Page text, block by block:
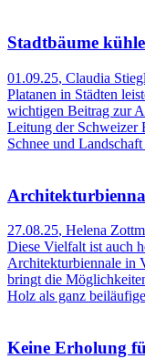
Stadtbäume
01.09.25, Claudia
Platanen in Städten
wichtigen Beitrag zur
Leitung der Schweizer
Schnee und
27.08.25, Helena
Diese Vielfalt ist auch
Architekturbiennale in
bringt die
Holz als ganz
Keine Erholung